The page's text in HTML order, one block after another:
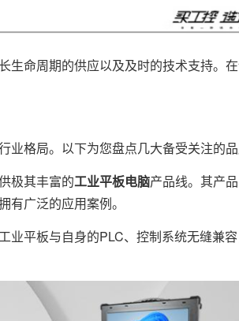
生命周期的供应以及及时的技术支持。
格局。以下为您盘点几大备受关注的品
极其丰富的工业平板电脑产品线。其产
广泛的应用案例。
业平板与自身的PLC、控制系统无缝兼